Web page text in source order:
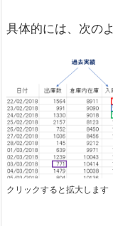
具体的には、次の
クリックすると拡大します